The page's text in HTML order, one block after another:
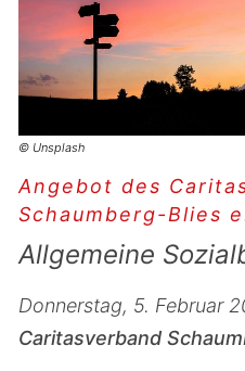
© Unsplash
Angebot des
Schaumberg-Blies
Allgemeine
Donnerstag, 5. Februar
Caritasverband